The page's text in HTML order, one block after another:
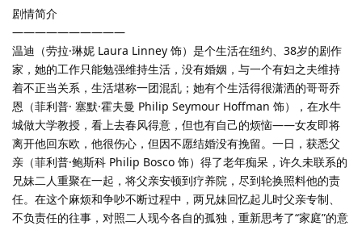
剧情简介
——————————
温迪（劳拉·琳妮 Laura Linney 饰）是个生活在纽约、38岁的剧作
家，她的工作只能勉强维持生活，没有婚姻，与一个有妇之夫维持
着不正当关系，生活堪称一团混乱；她有个生活得很潇洒的哥哥乔
恩（菲利普· 塞默·霍夫曼 Philip Seymour Hoffman 饰），在水牛
城做大学教授，看上去春风得意，但也有自己的烦恼——女友即将
离开他回东欧，他很伤心，但因不愿结婚没有挽留。一日，获悉父
亲（菲利普·鲍斯科 Philip Bosco 饰）得了老年痴呆，许久未联系的
兄妹二人重聚在一起，将父亲安顿到疗养院，尽到轮换照料他的责
任。在这个麻烦和争吵不断过程中，两兄妹回忆起儿时父亲专制、
不负责任的往事，对照二人现今各自的孤独，重新思考了“家庭”的意